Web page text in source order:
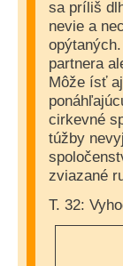
sa príliš
nevie a
partnera
Môže ísť
cirkevné
túžby
zviazané
T. 32: